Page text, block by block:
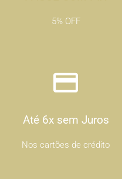
5% OFF
Até 6x sem Juros
Nos cartões de crédito